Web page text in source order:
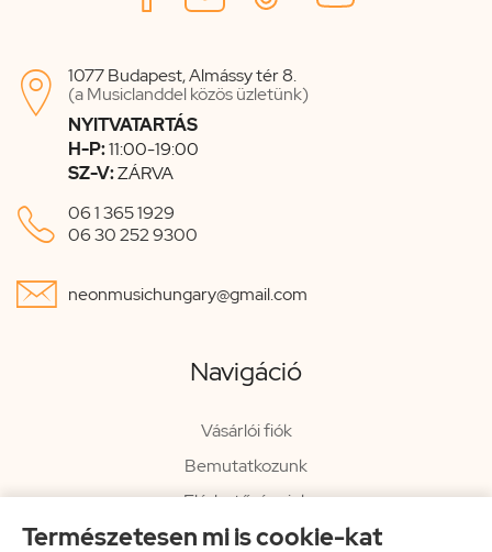
Természetesen mi is cookie-kat

1077 Budapest, Almássy tér 8.
(a Musiclanddel közös üzletünk)
NYITVATARTÁS
H-P:11:00-19:00
SZ-V:ZÁRVA
 06 1 365 1929
06 30 252 9300
 neonmusichungary@gmail.com
Navigáció
Vásárlói fiók
Bemutatkozunk
Elérhetőségeink
Hírlevél